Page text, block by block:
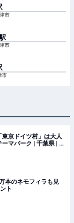
市
市
市
京ドイツ村」は大人
マパーク | 千葉県 | ト
本のネモフィラも見
ト